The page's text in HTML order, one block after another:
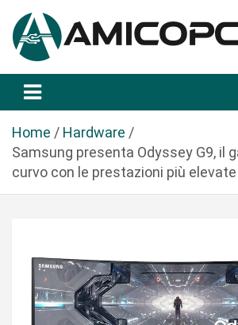
a
Amicopc.com
Home
Hardware
Samsung presenta Odyssey G9, il
curvo con le prestazioni più